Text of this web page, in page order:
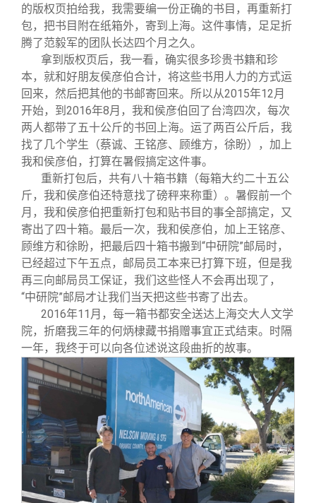
的版权页拍给我，我需要编一份正确的书目，再重新打
包，把书目附在纸箱外，寄到上海。这件事情，足足折
腾了范毅军的团队长达四个月之久。
拿到版权页后，我一看，确实很多珍贵书籍和珍
本，就和好朋友侯彦伯合计，将这些书用人力的方式运
回来，然后把其他的书邮寄回来。所以从2015年12月
开始，到2016年8月，我和侯彦伯回了台湾四次，每次
两人都带了五十公斤的书回上海。运了两百公斤后，我
找了几个学生（蔡诚、王铭彦、顾维方，徐盼），加上
我和侯彦伯，打算在暑假搞定这件事。
重新打包后，共有八十箱书籍（每箱大约二十五公
斤，我和侯彦伯还特意找了磅秤来称重）。暑假前一个
月，我和侯彦伯把重新打包和贴书目的事全部搞定，又
寄出了四十箱。最后一次，我和侯彦伯，加上王铭彦、
顾维方和徐盼，把最后四十箱书搬到“中研院”邮局时，
已经超过下午五点，邮局员工本来已打算下班，但是我
再三向邮局员工保证，我们这些怪人不会再出现了，
“中研院”邮局才让我们当天把这些书寄了出去。
2016年11月，每一箱书都安全送达上海交大人文学
院，折磨我三年的何炳棣藏书捐赠事宜正式结束。时隔
一年，我终于可以向各位述说这段曲折的故事。